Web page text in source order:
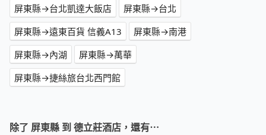
屏東縣→台北凱達大飯店
屏東縣→台北
屏東縣→遠東百貨 信義A13
屏東縣→南港
屏東縣→內湖
屏東縣→萬華
屏東縣→捷絲旅台北西門館
除了 屏東縣 到 德立莊酒店，還有⋯